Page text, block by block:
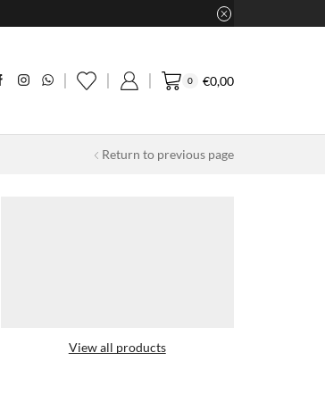
0 €0,00
Return to previous page
View all products